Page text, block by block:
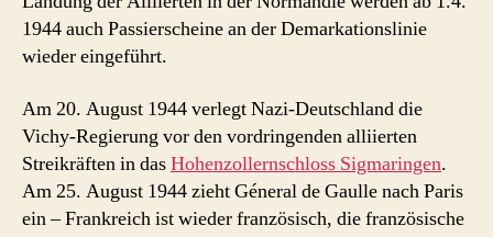
1944 auch Passierscheine an der Demarkationslinie
wieder eingeführt.
Am 20. August 1944 verlegt Nazi-Deutschland die
Vichy-Regierung vor den vordringenden alliierten
Streikräften in dasHohenzollernschloss Sigmaringen.
Am 25. August 1944 zieht Géneral de Gaulle nach Paris
ein – Frankreich ist wieder französisch, die französische